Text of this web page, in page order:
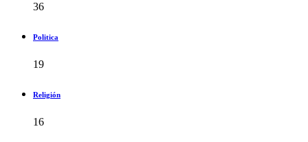
36
Politica
19
Religión
16